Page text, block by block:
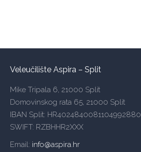
Veleučilište Aspira – Split
Mike Tripala 6, 21000 Split
Domovinskog rata 65, 21000 Split
IBAN Split: HR4024840081104992880
SWIFT: RZBHHR2XXX
Email: info@aspira.hr